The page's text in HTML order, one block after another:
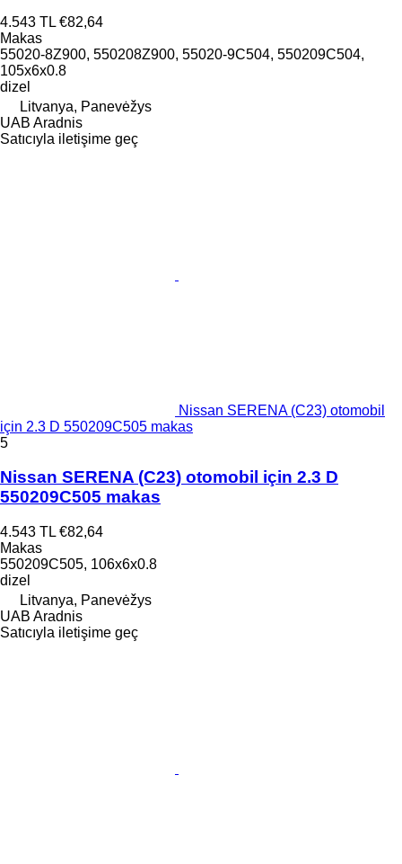
4.543 TL €82,64
Makas
55020-8Z900, 550208Z900, 55020-9C504, 550209C504,
105x6x0.8
dizel
Litvanya, Panevėžys
UAB Aradnis
Satıcıyla iletişime geç
Nissan SERENA (C23) otomobil
için 2.3 D 550209C505 makas
5
Nissan SERENA (C23) otomobil için 2.3 D
550209C505 makas
4.543 TL €82,64
Makas
550209C505, 106x6x0.8
dizel
Litvanya, Panevėžys
UAB Aradnis
Satıcıyla iletişime geç